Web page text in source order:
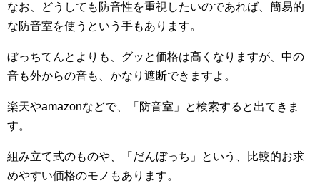
なお、どうしても防音性を重視したいのであれば、簡易的
な防音室を使うという手もあります。
ぼっちてんとよりも、グッと価格は高くなりますが、中の
音も外からの音も、かなり遮断できますよ。
楽天やamazonなどで、「防音室」と検索すると出てきま
す。
組み立て式のものや、「だんぼっち」という、比較的お求
めやすい価格のモノもあります。